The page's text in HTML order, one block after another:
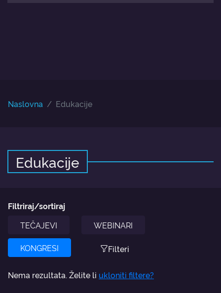
Naslovna Edukacije
Edukacije
Filtriraj/sortiraj
TEČAJEVI
WEBINARI
KONGRESI Filteri
Nema rezultata. Želite li ukloniti filtere?